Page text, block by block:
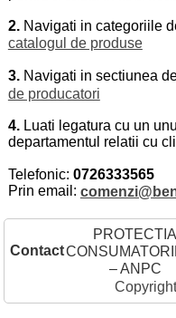
2. Navigati in categoriile
catalogul de produse
3. Navigati in sectiunea
de producatori
4. Luati legatura cu un
departamentul relatii cu
Telefonic: 0726333565
Prin email:
Contact
PROTECTIA
– ANPC